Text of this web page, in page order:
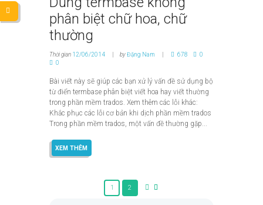
phân biệt chữ hoa, chữ
thường
Thời gian 12/06/2014 byĐặng Nam 678
0
0
Bài viết này sẽ giúp các bạn xử lý vấn đề sử dụng bộ
từ điển termbase phân biệt viết hoa hay viết thường
trong phần mềm trados. Xem thêm các lỗi khác:
Khắc phục các lỗi cơ bản khi dịch phần mềm trados
Trong phần mềm trados, một vấn đề thường gặp...
XEM THÊM
1 2